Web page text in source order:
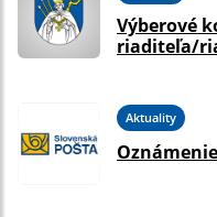
Výberové
riaditeľa/
Aktuality